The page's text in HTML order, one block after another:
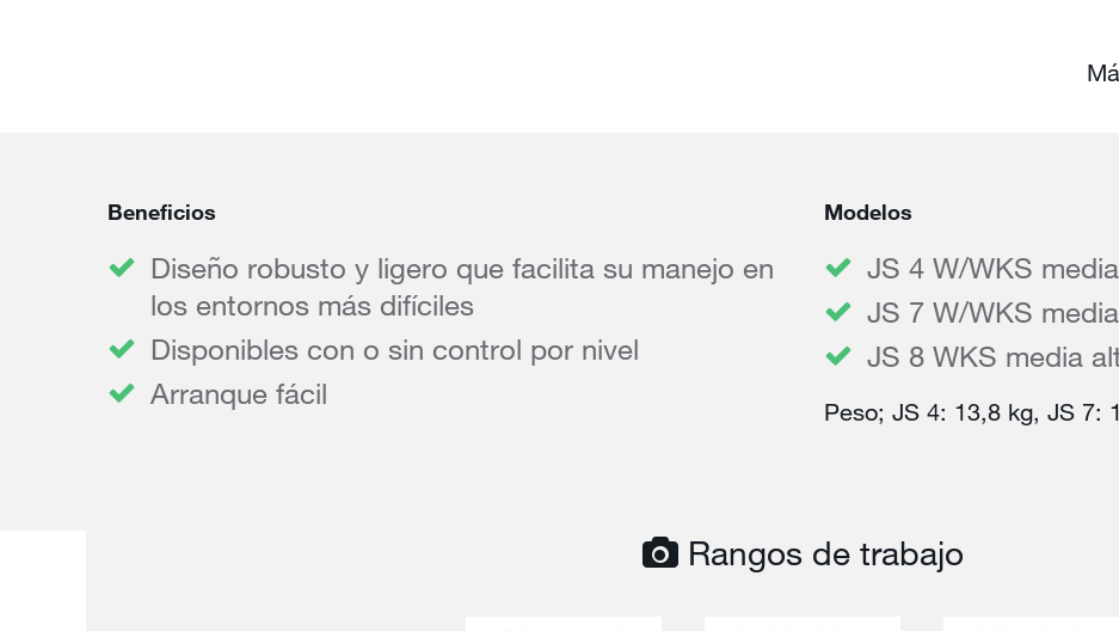
Beneficios
Diseño robusto y ligero que facilita su manejo en
los entornos más difíciles
Disponibles con o sin control por nivel
Arranque fácil
Modelos
JS 4 W/WKS
JS 7 W/WKS
JS 8 WKS media
Peso; JS 4: 13,8 kg, JS 7:
Rangos de trabajo